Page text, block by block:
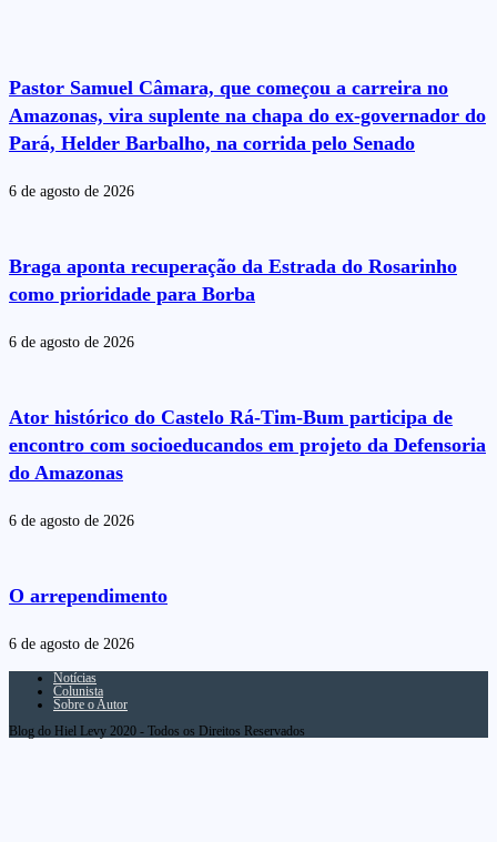
Pastor Samuel Câmara, que começou a carreira no
Amazonas, vira suplente na chapa do ex-governador do
Pará, Helder Barbalho, na corrida pelo Senado
6 de agosto de 2026
Braga aponta recuperação da Estrada do Rosarinho
como prioridade para Borba
6 de agosto de 2026
Ator histórico do Castelo Rá-Tim-Bum participa de
encontro com socioeducandos em projeto da Defensoria
do Amazonas
6 de agosto de 2026
O arrependimento
6 de agosto de 2026
Notícias
Colunista
Sobre o Autor
Blog do Hiel Levy 2020 - Todos os Direitos Reservados